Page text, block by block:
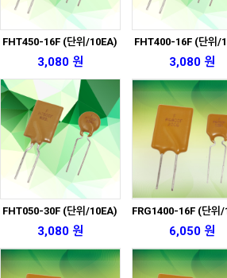
FHT450-16F (단위/10EA)
3,080 원
FHT400-16F (단위/
3,080 원
FHT050-30F (단위/10EA)
3,080 원
FRG1400-16F (단위/
6,050 원